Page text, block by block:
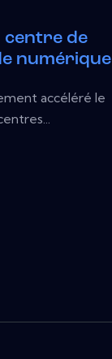
de
numérique
accéléré le